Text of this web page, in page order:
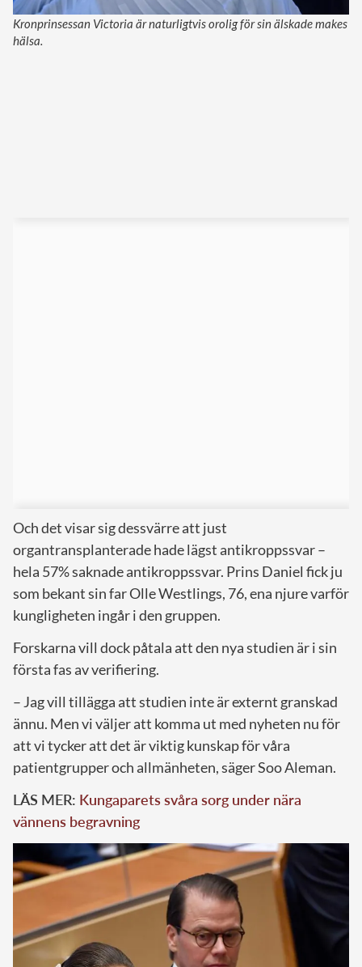
Kronprinsessan Victoria är naturligtvis orolig för sin älskade makes
hälsa.
Och det visar sig dessvärre att just
organtransplanterade hade lägst antikroppssvar –
hela 57% saknade antikroppssvar. Prins Daniel fick ju
som bekant sin far Olle Westlings, 76, ena njure varför
kungligheten ingår i den gruppen.
Forskarna vill dock påtala att den nya studien är i sin
första fas av verifiering.
– Jag vill tillägga att studien inte är externt granskad
ännu. Men vi väljer att komma ut med nyheten nu för
att vi tycker att det är viktig kunskap för våra
patientgrupper och allmänheten, säger Soo Aleman.
LÄS MER: Kungaparets svåra sorg under nära
vännens begravning